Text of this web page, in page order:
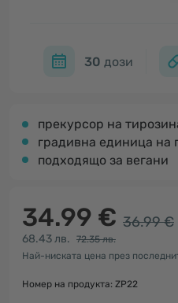
30 дози
прекурсор на
градивна единица на
подходящо за вегани
34.99 € 36.99 €
68.43 лв.
72.35 лв.
Най-ниската цена през
Номер на продукта: ZP22